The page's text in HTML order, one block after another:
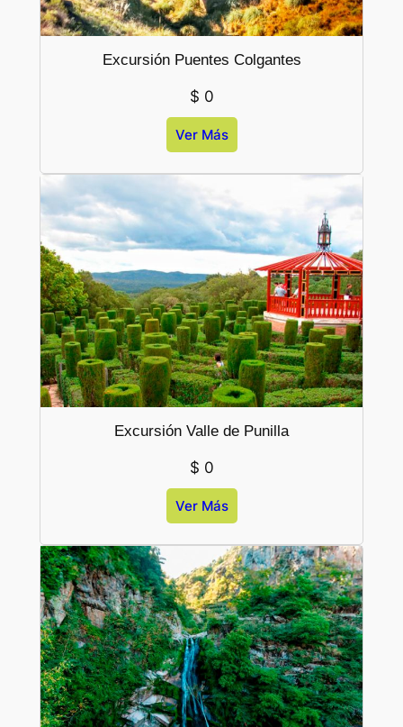
Excursión Puentes Colgantes
$ 0
Ver Más
Excursión Valle de Punilla
$ 0
Ver Más